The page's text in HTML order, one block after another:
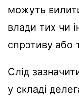
можуть
влади тих чи
спротиву або
Слід
у складі